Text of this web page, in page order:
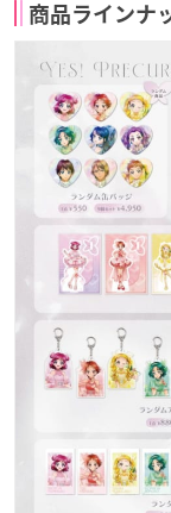
商品ラインナ